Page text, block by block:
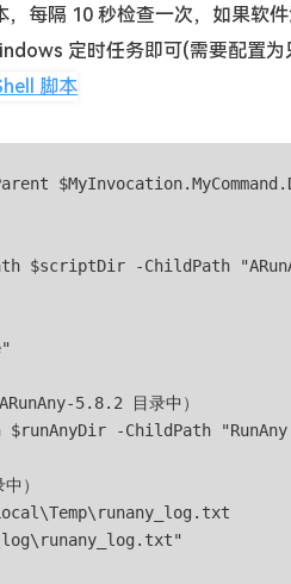
，每隔 10 秒检查一次，如果软
定时任务即可(需要配置
$scriptDir -ChildPath
5.8.2 目录中）
-ChildPath
）